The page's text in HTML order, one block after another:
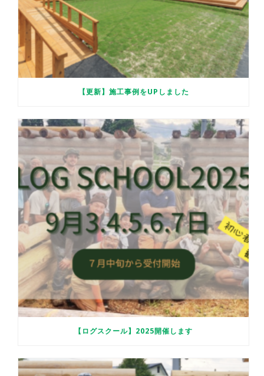
【更新】施工事例をUPしました
【ログスクール】2025開催します